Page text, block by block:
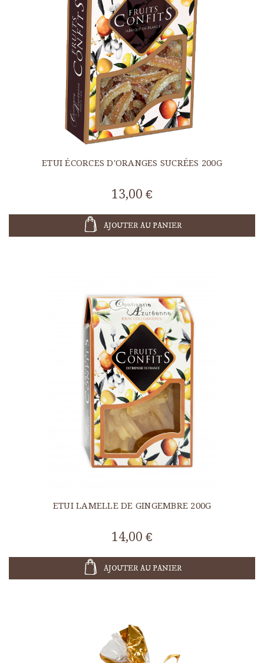
ETUI ÉCORCES D'ORANGES SUCRÉES 200G
13,00 €
AJOUTER AU PANIER
ETUI LAMELLE DE GINGEMBRE 200G
14,00 €
AJOUTER AU PANIER